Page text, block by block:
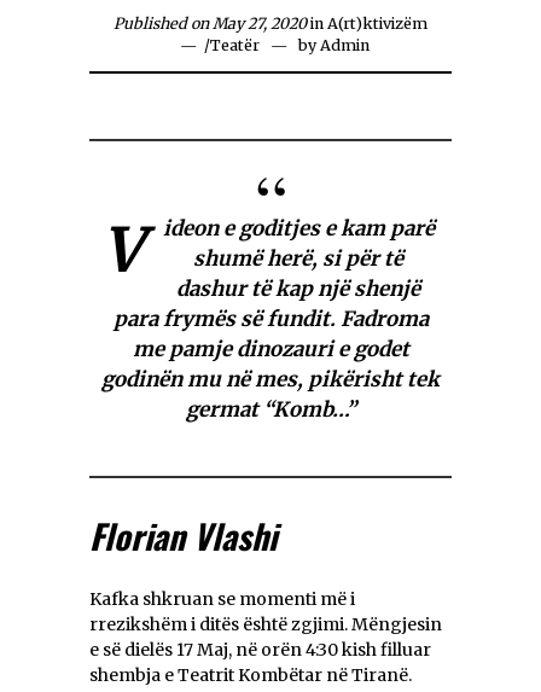
Published on May 27, 2020 in A(rt)ktivizëm
/Teatër by Admin
V
ideon e goditjes e kam parë
shumë herë, si për të
dashur të kap një shenjë
para frymës së fundit. Fadroma
me pamje dinozauri e godet
godinën mu në mes, pikërisht tek
germat “Komb…”
Florian Vlashi
Kafka shkruan se momenti më i
rrezikshëm i ditës është zgjimi. Mëngjesin
e së dielës 17 Maj, në orën 4:30 kish filluar
shembja e Teatrit Kombëtar në Tiranë.